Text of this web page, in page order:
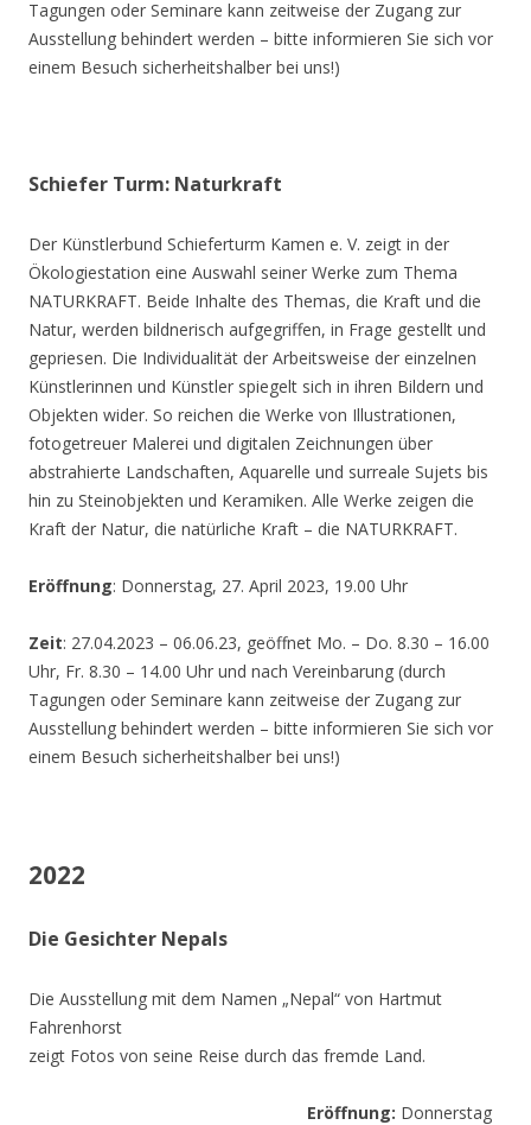
Tagungen oder Seminare kann zeitweise der Zugang zur
Ausstellung behindert werden – bitte informieren Sie sich vor
einem Besuch sicherheitshalber bei uns!)
Schiefer Turm: Naturkraft
Der Künstlerbund Schieferturm Kamen e. V. zeigt in der
Ökologiestation eine Auswahl seiner Werke zum Thema
NATURKRAFT. Beide Inhalte des Themas, die Kraft und die
Natur, werden bildnerisch aufgegriffen, in Frage gestellt und
gepriesen. Die Individualität der Arbeitsweise der einzelnen
Künstlerinnen und Künstler spiegelt sich in ihren Bildern und
Objekten wider. So reichen die Werke von Illustrationen,
fotogetreuer Malerei und digitalen Zeichnungen über
abstrahierte Landschaften, Aquarelle und surreale Sujets bis
hin zu Steinobjekten und Keramiken. Alle Werke zeigen die
Kraft der Natur, die natürliche Kraft – die NATURKRAFT.
Eröffnung: Donnerstag, 27. April 2023, 19.00 Uhr
Zeit: 27.04.2023 – 06.06.23, geöffnet Mo. – Do. 8.30 – 16.00
Uhr, Fr. 8.30 – 14.00 Uhr und nach Vereinbarung (durch
Tagungen oder Seminare kann zeitweise der Zugang zur
Ausstellung behindert werden – bitte informieren Sie sich vor
einem Besuch sicherheitshalber bei uns!)
2022
Die Gesichter Nepals
Die Ausstellung mit dem Namen „Nepal“ von Hartmut
Fahrenhorst
zeigt Fotos von seine Reise durch das fremde Land.
Eröffnung: Donnerstag